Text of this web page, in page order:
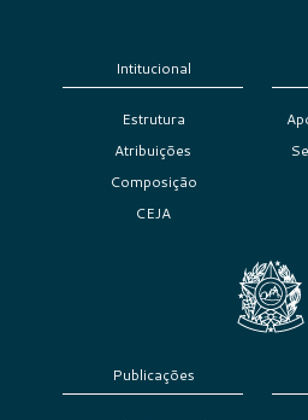
Intitucional
Estrutura
Atribuições
Composição
CEJA
Publicações